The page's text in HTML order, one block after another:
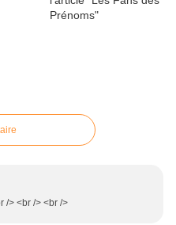
/> <br /> <br />